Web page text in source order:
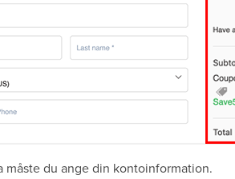
måste du ange din kontoinformation.